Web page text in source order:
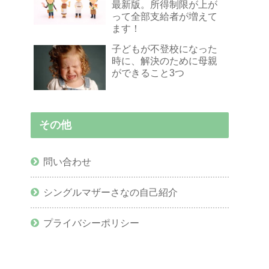
最新版。所得制限が上が
って全部支給者が増えて
ます！
子どもが不登校になった
時に、解決のために母親
ができること3つ
その他
問い合わせ
シングルマザーさなの自己紹介
プライバシーポリシー